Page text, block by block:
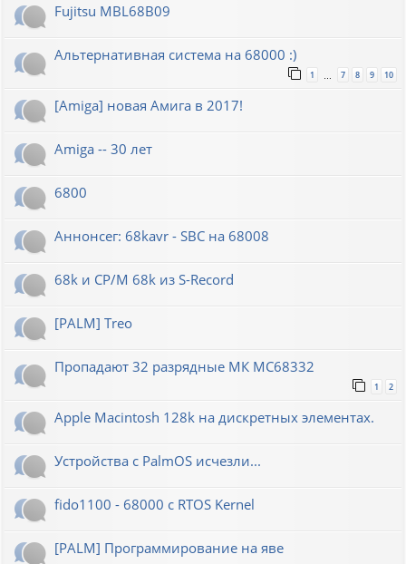
Fujitsu MBL68B09
Альтернативная система на 68000 :)
1 7 8 9 10
[Amiga] новая Амига в 2017!
Amiga -- 30 лет
6800
Аннонсег: 68kavr - SBC на 68008
68k и CP/M 68k из S-Record
[PALM] Treo
Пропадают 32 разрядные МК МС68332
1 2
Apple Macintosh 128k на дискретных элементах.
Устройства с PalmOS исчезли...
fido1100 - 68000 с RTOS Kernel
[PALM] Программирование на яве